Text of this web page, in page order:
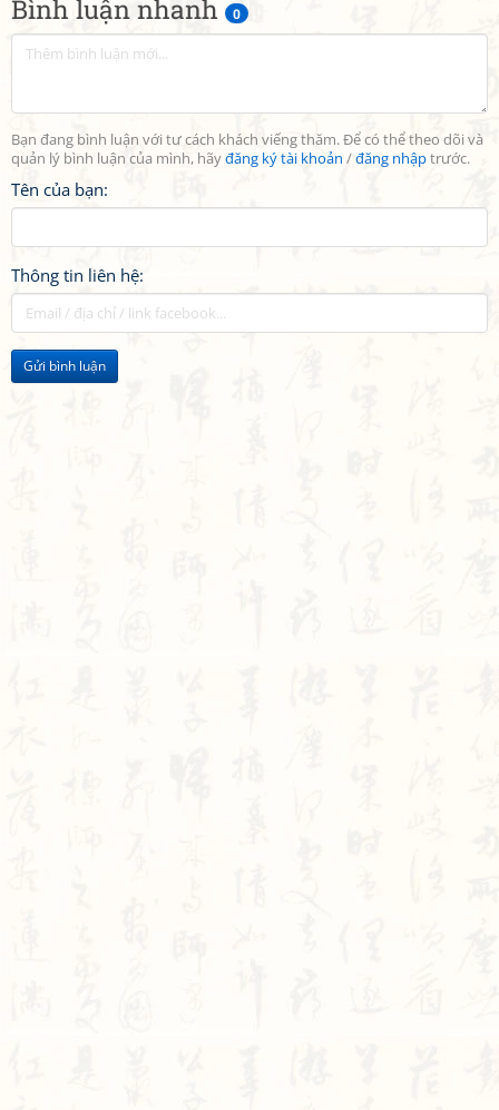
Bình luận nhanh 0
Bạn đang bình luận với tư cách khách viếng thăm. Để có thể theo dõi và
quản lý bình luận của mình, hãyđăng ký tài khoản /đăng nhậptrước.
Tên của bạn:
Thông tin liên hệ:
Gửi bình luận